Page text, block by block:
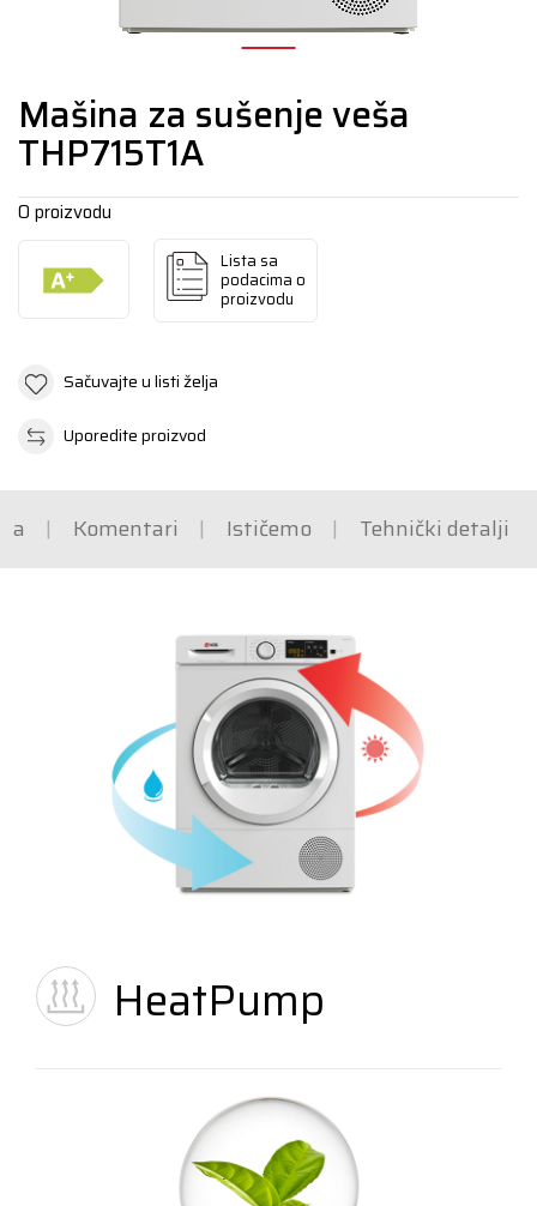
Mašina za sušenje veša
THP715T1A
O proizvodu
Lista sa
podacima o
proizvodu
Sačuvajte u listi želja
Uporedite proizvod
Komentari Ističemo Tehnički detalji
HeatPump